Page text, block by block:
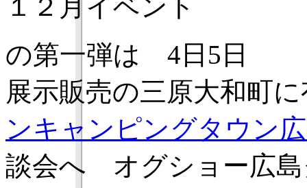
１２月イベント
の第一弾は 4日5日
展示販売の三原大和町
ンキャンピングタウン
談会へ オグショー広